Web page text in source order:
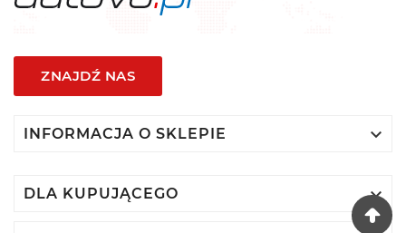
ZNAJDŹ NAS
INFORMACJA O SKLEPIE 
DLA KUPUJĄCEGO 